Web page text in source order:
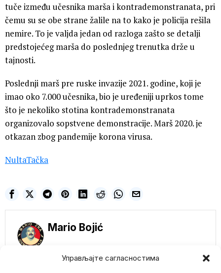
Управљајте сагласностима
tuče između učesnika marša i kontrademonstranata, pri
čemu su se obe strane žalile na to kako je policija rešila
nemire. To je valjda jedan od razloga zašto se detalji
predstojećeg marša do poslednjeg trenutka drže u
tajnosti.
Poslednji marš pre ruske invazije 2021. godine, koji je
imao oko 7.000 učesnika, bio je uređeniji uprkos tome
što je nekoliko stotina kontrademonstranata
organizovalo sopstvene demonstracije. Marš 2020. je
otkazan zbog pandemije korona virusa.
NultaTačka
Mario Bojić